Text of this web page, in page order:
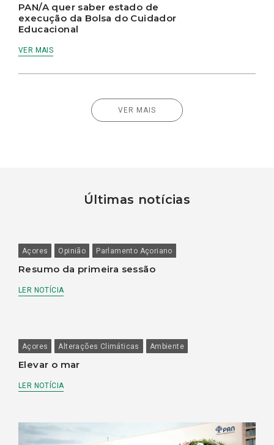
PAN/A quer saber estado de
execução da Bolsa do Cuidador
Educacional
VER MAIS
VER MAIS
Últimas notícias
Açores Opinião Parlamento Açoriano
Resumo da primeira sessão
LER NOTÍCIA
Açores Alterações Climáticas Ambiente
Elevar o mar
LER NOTÍCIA